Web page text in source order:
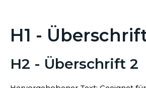
H1 -
H2 - Überschrift 2